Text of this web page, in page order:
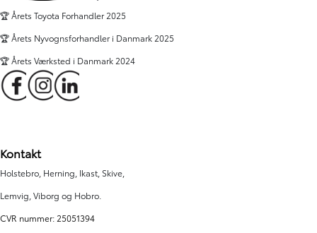
🏆 Årets Toyota Forhandler 2025
🏆 Årets Nyvognsforhandler i Danmark 2025
🏆 Årets Værksted i Danmark 2024
Kontakt
Holstebro, Herning, Ikast, Skive,
Lemvig, Viborg og Hobro.
CVR nummer: 25051394